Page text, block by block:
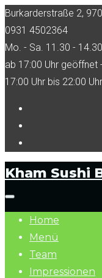
Skip
to
content
Burkarderstraße 2,
0931 4502364
Mo. - Sa. 11.30 -
ab 17:00 Uhr geöffnet
17:00 Uhr bis 22:00
Kham Sushi
Home
Menü
Team
Impressionen